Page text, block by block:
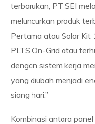
terbarukan, PT SEI
meluncurkan produk
Pertama atau Solar Kit
PLTS On-Grid atau
dengan sistem kerja
yang diubah menjadi
siang hari.”
Kombinasi antara